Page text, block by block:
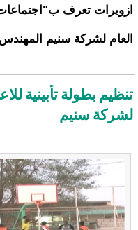
ازويرات تعرف ب"اجتماعات
العام لشركة سنيم
تنظيم بطولة
لشركة سنيم